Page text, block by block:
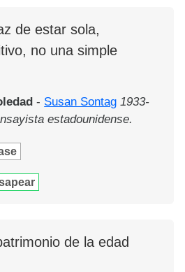
de estar sola,
no una simple
- Susan Sontag 1933-
estadounidense.
de la edad